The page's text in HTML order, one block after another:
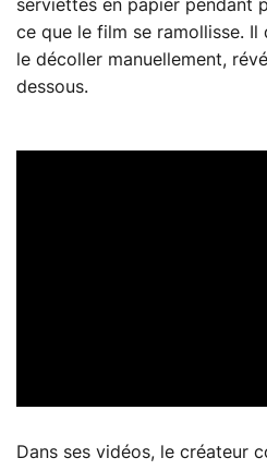
serviettes en papier pendant
ce que le film se ramollisse.
le décoller manuellement,
dessous.
Dans ses vidéos, le créateur